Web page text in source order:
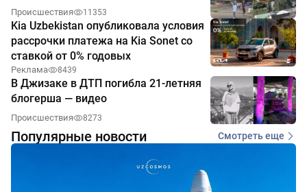
Происшествия 11353
Kia Uzbekistan опубликовала условия
рассрочки платежа на Kia Sonet со
ставкой от 0% годовых
Реклама 8439
В Джизаке в ДТП погибла 21-летняя
блогерша — видео
Происшествия 8273
Популярные новости Смотреть еще